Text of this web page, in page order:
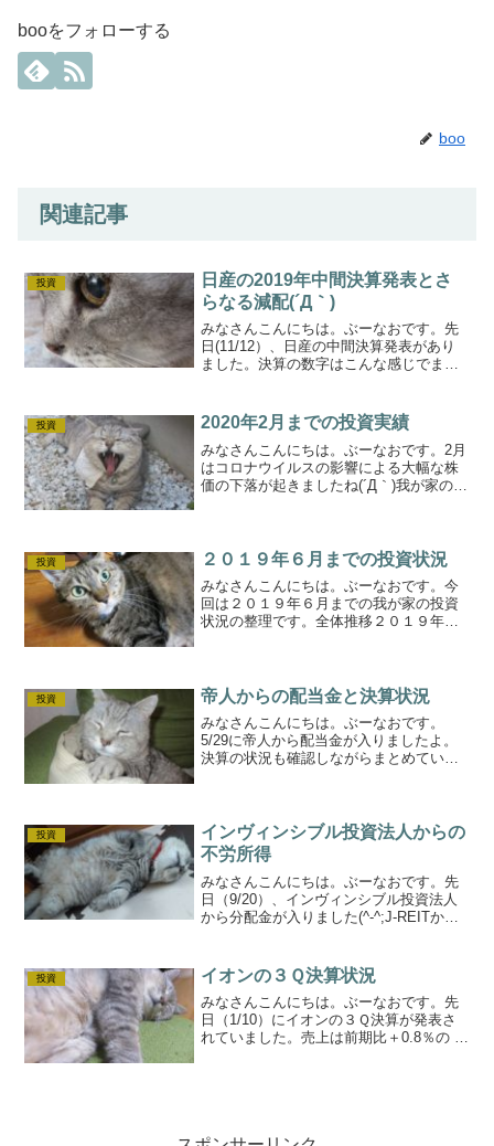
booをフォローする
boo
関連記事
投資
日産の2019年中間決算発表とさ
らなる減配(´Д｀)
みなさんこんにちは。ぶーなおです。先
日(11/12）、日産の中間決算発表があり
ました。決算の数字はこんな感じでまあ
115,64265％減当期利益65,36...
投資 2020年2月までの投資実績
みなさんこんにちは。ぶーなおです。2月
はコロナウイルスの影響による大幅な株
価の下落が起きましたね(´Д｀)我が家の投
り。上が日...
投資 ２０１９年６月までの投資状況
みなさんこんにちは。ぶーなおです。今
回は２０１９年６月までの我が家の投資
状況の整理です。全体推移２０１９年１
です。少しづつですが確...
投資 帝人からの配当金と決算状況
みなさんこんにちは。ぶーなおです。
5/29に帝人から配当金が入りましたよ。
決算の状況も確認しながらまとめていき
睡眠呼吸障害関連機器...
投資
インヴィンシブル投資法人からの
不労所得
みなさんこんにちは。ぶーなおです。先
日（9/20）、インヴィンシブル投資法人
から分配金が入りました(^-^;J-REITから
んでしたが、NISA枠なので非課税でし
た...
投資 イオンの３Ｑ決算状況
みなさんこんにちは。ぶーなおです。先
日（1/10）にイオンの３Ｑ決算が発表さ
れていました。売上は前期比＋0.8％の 6